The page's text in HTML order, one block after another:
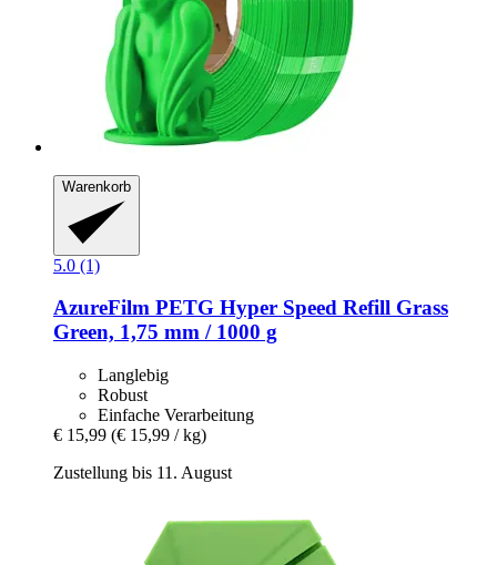
Warenkorb
5.0 (1)
AzureFilm PETG Hyper Speed Refill Grass
Green, 1,75 mm / 1000 g
Langlebig
Robust
Einfache Verarbeitung
€ 15,99 (€ 15,99 / kg)
Zustellung bis 11. August